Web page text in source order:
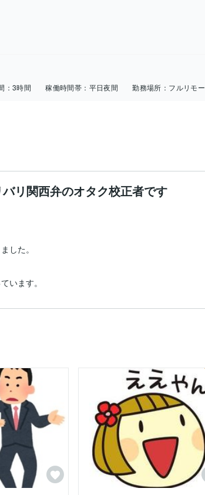
： 3時間 稼働時間帯： 平日夜間 勤務場所： フルリモ
リ関西弁のオタク校正者です
した。
います。